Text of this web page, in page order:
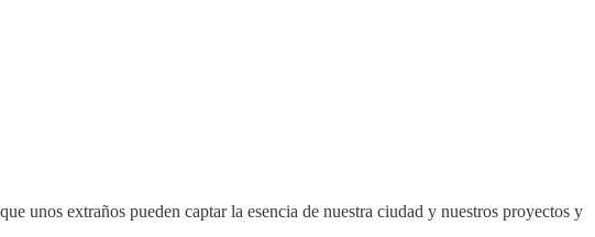
unos extraños pueden captar la esencia de nuestra ciudad y nuestros proyectos y